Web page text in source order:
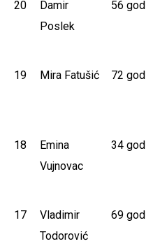
20
Damir
Poslek
56 god
19 Mira Fatušić 72 god
18
Emina
Vujnovac
34 god
17
Vladimir
Todorović
69 god